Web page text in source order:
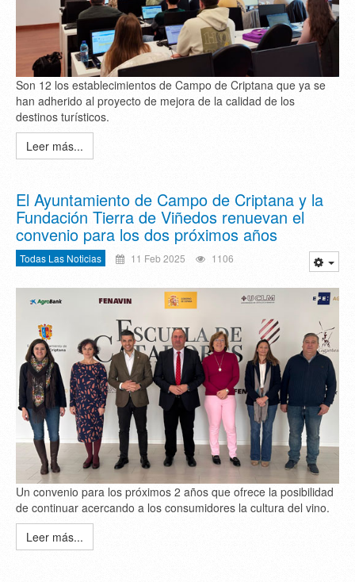
Son 12 los establecimientos de Campo de Criptana que ya se
han adherido al proyecto de mejora de la calidad de los
destinos turísticos.
Leer más...
El Ayuntamiento de Campo de Criptana y la
Fundación Tierra de Viñedos renuevan el
convenio para los dos próximos años
Todas Las Noticias 11 Feb 2025 1106
Un convenio para los próximos 2 años que ofrece la posibilidad
de continuar acercando a los consumidores la cultura del vino.
Leer más...